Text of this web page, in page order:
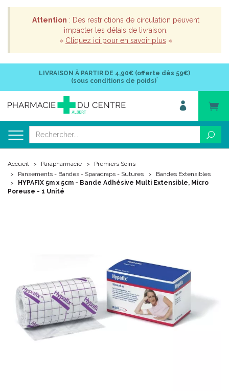
Attention : Des restrictions de circulation peuvent
impacter les délais de livraison.
» Cliquez ici pour en savoir plus «
LIVRAISON À PARTIR DE 4,90€ (offerte dès 59€)
(sous conditions de poids)*
Accueil Parapharmacie
Premiers Soins
Pansements - Bandes - Sparadraps - Sutures
Bandes Extensibles
HYPAFIX 5m x 5cm - Bande Adhésive Multi Extensible, Micro
Poreuse - 1 Unité